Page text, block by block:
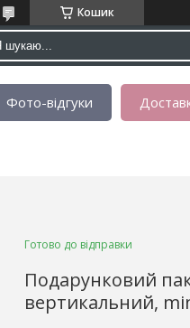
Кошик
Фото-відгуки
Готово до відправки
Подарунковий
вертикальний,